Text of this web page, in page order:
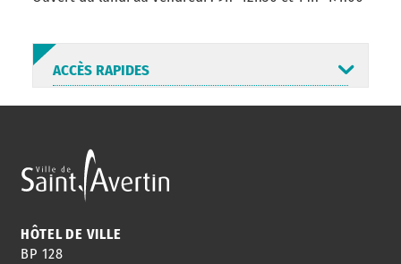
ACCÈS RAPIDES
ANNUAIRE
HORAIRES
HÔTEL DE VILLE
BP 128